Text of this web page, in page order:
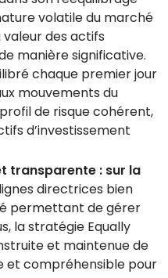
volatile du marché
des actifs
manière significative.
chaque premier jour
mouvements du
de risque cohérent,
d’investissement
transparente : sur la
directrices bien
permettant de gérer
la stratégie Equally
et maintenue de
et compréhensible pour